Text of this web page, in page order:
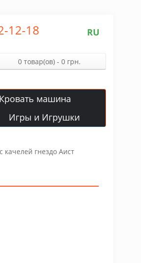
12-18 RU
0 товар(ов) - 0 грн.
Кровать машина
Игры и Игрушки
качелей гнездо Аист